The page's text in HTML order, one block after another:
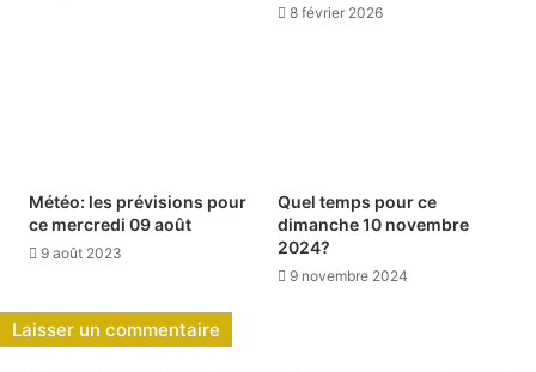
8 février 2026
Météo: les prévisions pour
ce mercredi 09 août
9 août 2023
Quel temps pour ce
dimanche 10 novembre
2024?
9 novembre 2024
Laisser un commentaire